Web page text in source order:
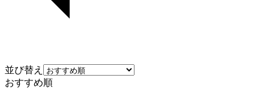
並び替え
おすすめ順